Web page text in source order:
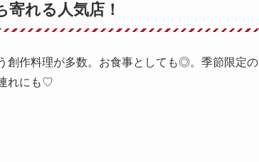
れる人気店！
創作料理が多数。お食事としても◎。季節限定の
れにも♡